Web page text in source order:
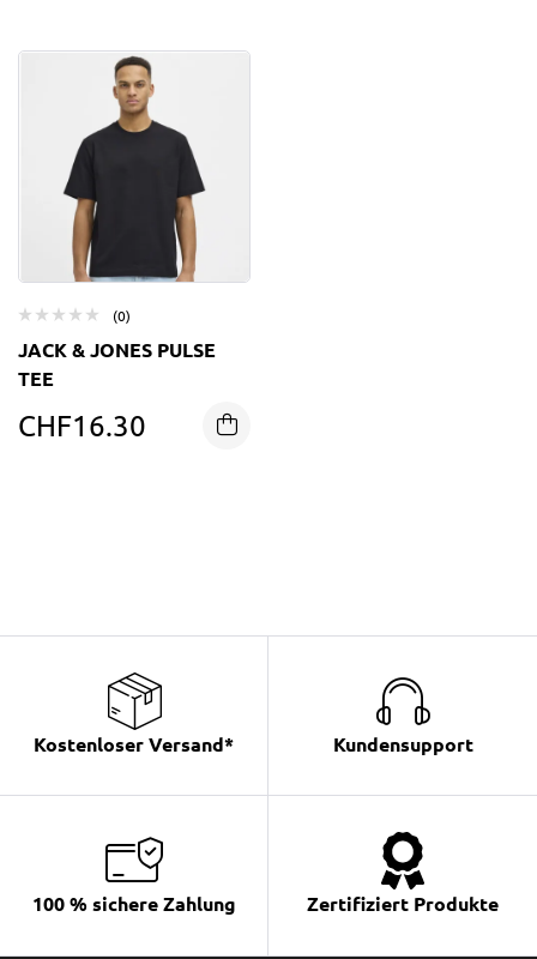
(0)
JACK & JONES PULSE
TEE
CHF16.30
Kostenloser Versand* Kundensupport
100 % sichere Zahlung Zertifiziert Produkte